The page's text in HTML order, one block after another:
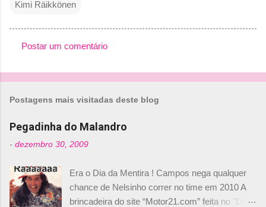
Kimi Räikkönen
o
n
t
r
i
Postar um comentário
Postagens mais visitadas deste blog
Pegadinha do Malandro
- dezembro 30, 2009
Era o Dia da Mentira ! Campos nega qualquer
chance de Nelsinho correr no time em 2010 A
brincadeira do site “Motor21.com” feita no "Día